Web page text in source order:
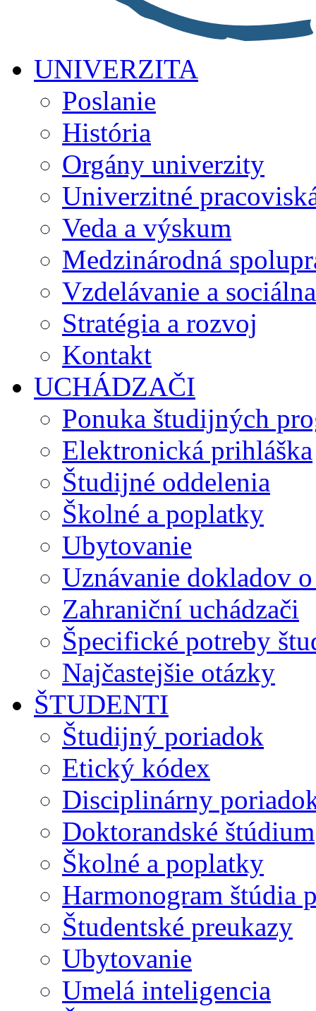
UNIVERZITA
Poslanie
História
Orgány univerzity
Univerzitné
Veda a výskum
Medzinárodná
Vzdelávanie a
Stratégia a rozvoj
Kontakt
UCHÁDZAČI
Ponuka študijných
Elektronická prihláška
Študijné oddelenia
Školné a poplatky
Ubytovanie
Uznávanie dokladov
Zahraniční uchádzači
Špecifické potreby
Najčastejšie otázky
ŠTUDENTI
Študijný poriadok
Etický kódex
Disciplinárny
Doktorandské štúdium
Školné a poplatky
Harmonogram štúdia
Študentské preukazy
Ubytovanie
Umelá inteligencia